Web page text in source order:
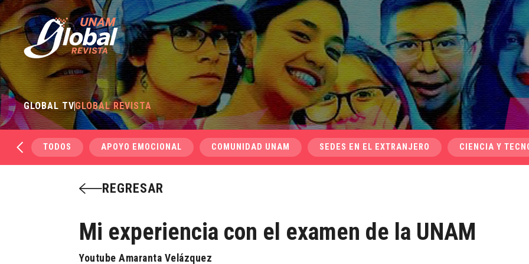
GLOBAL TVGLOBAL REVISTA
TODOS APOYO EMOCIONAL COMUNIDAD UNAM SEDES EN EL EXTRANJERO CIENCIA Y
REGRESAR
Mi experiencia con el examen de la UNAM
Youtube Amaranta Velázquez